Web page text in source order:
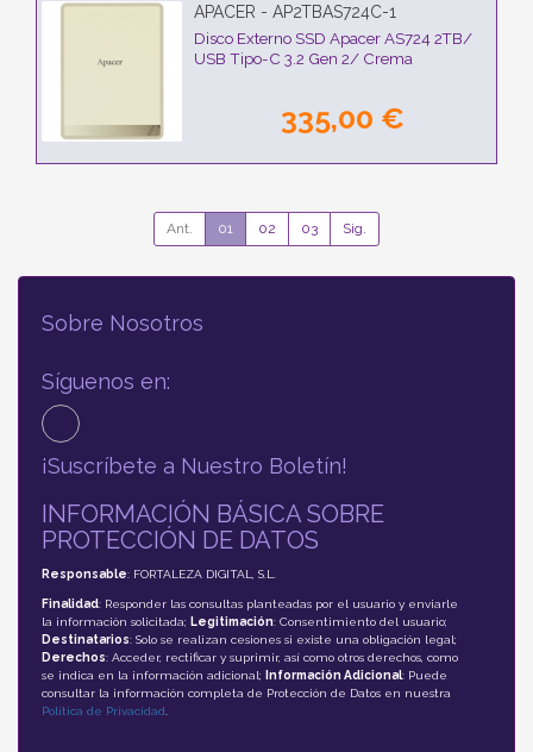
APACER - AP2TBAS724C-1
Disco Externo SSD Apacer AS724 2TB/
USB Tipo-C 3.2 Gen 2/ Crema
335,00 €
Ant. 01 02 03 Sig.
Sobre Nosotros
Síguenos en:
¡Suscríbete a Nuestro Boletín!
INFORMACIÓN BÁSICA SOBRE
PROTECCIÓN DE DATOS
Responsable: FORTALEZA DIGITAL, S.L.
Finalidad: Responder las consultas planteadas por el usuario y enviarle
la información solicitada; Legitimación: Consentimiento del usuario;
Destinatarios: Solo se realizan cesiones si existe una obligación legal;
Derechos: Acceder, rectificar y suprimir, así como otros derechos, como
se indica en la información adicional;
Información Adicional: Puede
consultar la información completa de Protección de Datos en nuestra
Política de Privacidad